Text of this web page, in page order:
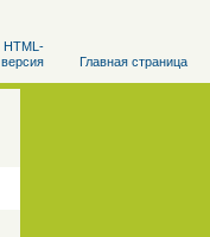
HTML-
версия
Главная страница